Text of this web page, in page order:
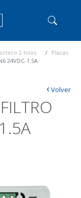
2 hilos
Placas
24VDC-1.5A
‹Volver